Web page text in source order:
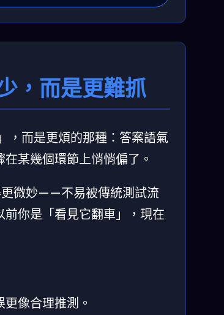
，而是更難抓
，而是更煩的那種：答案語氣
某幾個環節上悄悄偏了。
更微妙——不易被傳統測試流
你是「看見它翻車」，現在
像合理推測。